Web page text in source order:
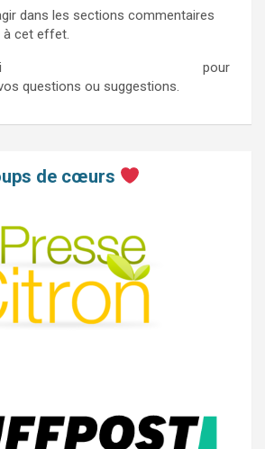
dans les sections commentaires
à cet effet.
pour
questions ou suggestions.
de cœurs